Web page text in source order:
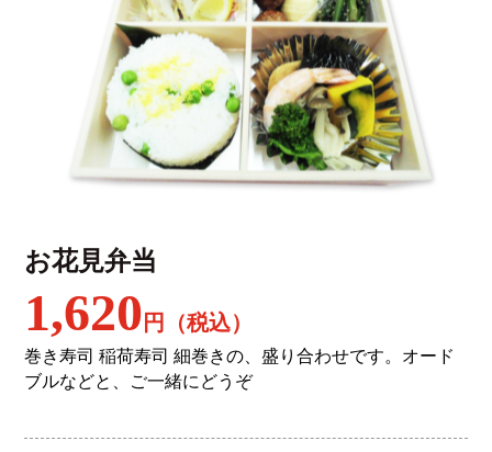
お花見弁当
1,620 円（税込）
巻き寿司 稲荷寿司 細巻きの、盛り合わせです。オード
ブルなどと、ご一緒にどうぞ